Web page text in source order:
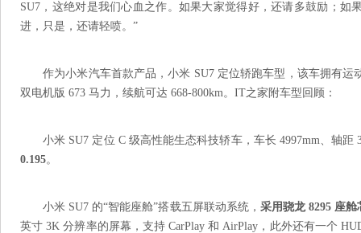
SU7，这绝对是我们心血之作。如果大家觉得好，还请多鼓励；
进，只是，还请轻喷。”
作为小米汽车首款产品，小米 SU7 定位轿跑车型，该车拥有
双电机版 673 马力，续航可达 668-800km。IT之家附车型回顾：
小米 SU7 定位 C 级高性能生态科技轿车，车长 4997mm、轴距
0.195。
小米 SU7 的“智能座舱”搭载五屏联动系统， 采用骁龙 8295 座舱
英寸 3K 分辨率的屏幕，支持 CarPlay 和 AirPlay，此外还有一个